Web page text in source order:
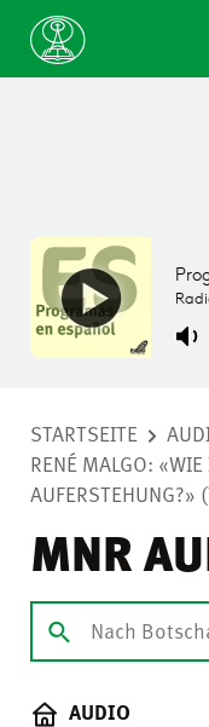
STARTSEITE
RENÉ MALGO:
AUFERSTEHUNG?»
MNR
AUDIO